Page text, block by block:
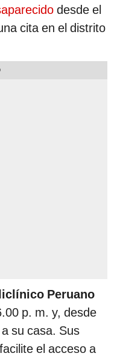
desde el
cita en el distrito
Peruano
p. m. y, desde
su casa. Sus
el acceso a